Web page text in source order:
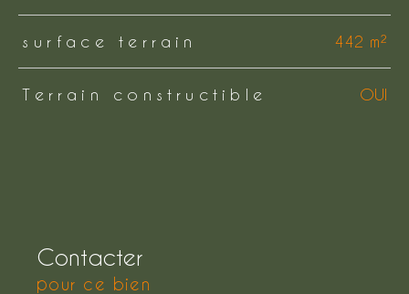
surface terrain 442 m²
Terrain constructible OUI
Contacter
pour ce bien